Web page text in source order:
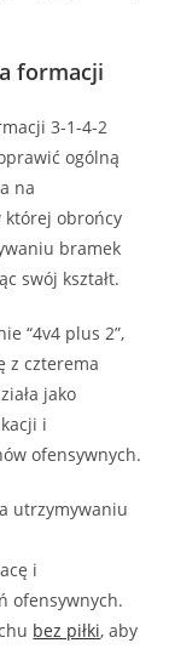
formacji
3-1-4-2
ogólną
na
której obrońcy
bramek
swój kształt.
“4v4 plus 2”,
z czterema
jako
i
ofensywnych.
utrzymywaniu
i
ofensywnych.
bez piłki, aby